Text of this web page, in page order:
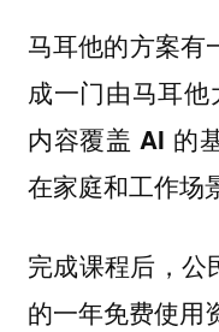
马耳他的方案有
成一门由马耳他
内容覆盖 AI 的
在家庭和工作场
完成课程后，
的一年免费使用